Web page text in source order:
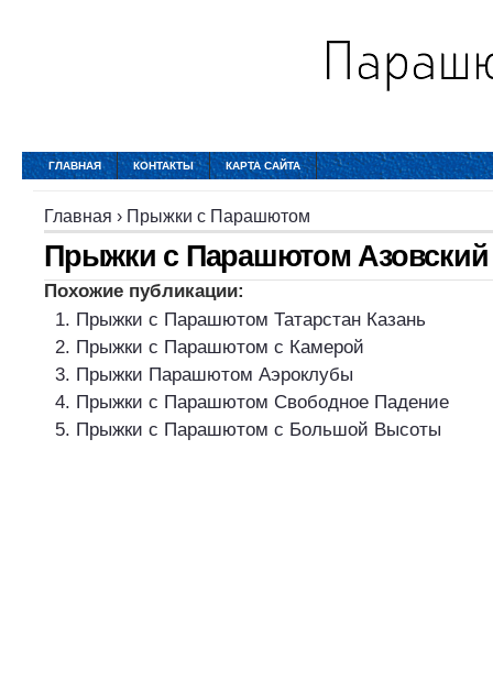
ГЛАВНАЯ КОНТАКТЫ КАРТА САЙТА
Главная › Прыжки с Парашютом
Прыжки с Парашютом Азовский
Похожие публикации:
Прыжки с Парашютом Татарстан Казань
Прыжки с Парашютом с Камерой
Прыжки Парашютом Аэроклубы
Прыжки с Парашютом Свободное Падение
Прыжки с Парашютом с Большой Высоты